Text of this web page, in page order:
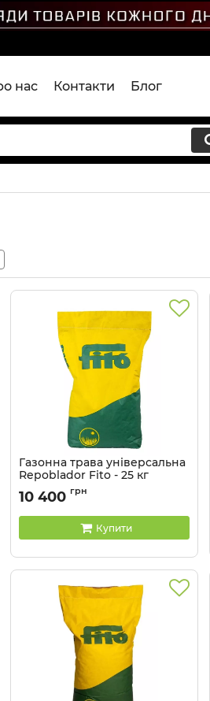
нас Контакти Блог
Газонна трава універсальна
Repoblador Fito - 25 кг
Артикул: 21040311
10 400 грн
Купити